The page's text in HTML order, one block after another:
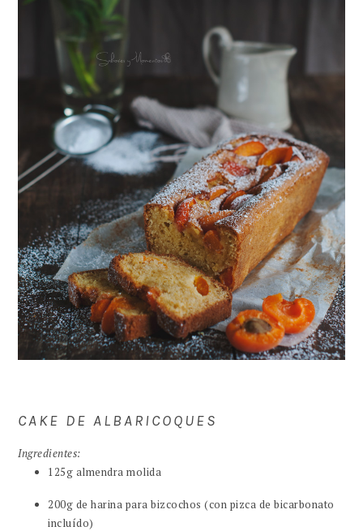
CAKE DE ALBARICOQUES
Ingredientes:
125g almendra molida
200g de harina para bizcochos (con pizca de bicarbonato
incluído)